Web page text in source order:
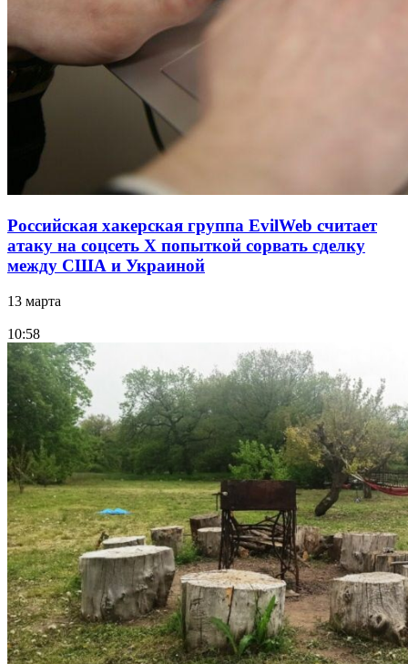
Российская хакерская группа EvilWeb считает
атаку на соцсеть Х попыткой сорвать сделку
между США и Украиной
13 марта
10:58